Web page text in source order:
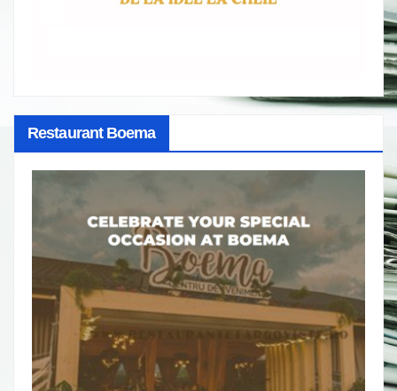
Restaurant Boema